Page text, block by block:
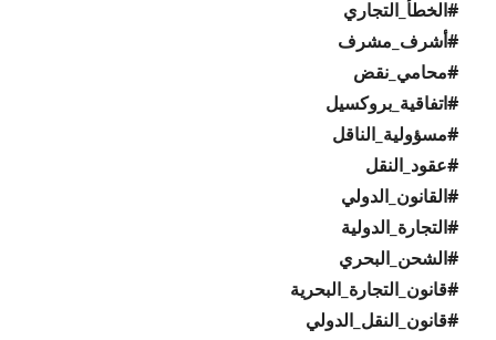
#الخطأ_التجاري
#أشرف_مشرف
#محامي_نقض
#اتفاقية_بروكسيل
#مسؤولية_الناقل
#عقود_النقل
#القانون_الدولي
#التجارة_الدولية
#الشحن_البحري
#قانون_التجارة_البحرية
#قانون_النقل_الدولي